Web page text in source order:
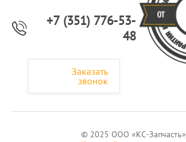
+7 (351) 776-53-
48
Заказать
звонок
© 2025 ООО «КС-Запчасть»